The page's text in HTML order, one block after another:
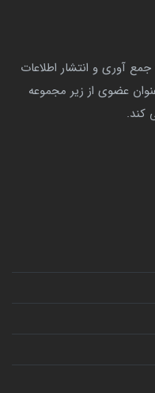
از سال 1394 با هدف جمع آوری و انتشار اطلاعات
عضوی از زیر مجموعه
کند.